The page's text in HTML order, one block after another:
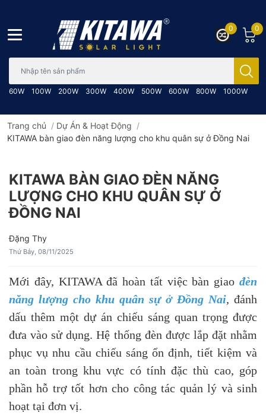
60W 100W 200W 300W 400W 500W 600W 800W 1000W
0
0
Trang chủ / Dự Án & Hoạt Động /
KITAWA bàn giao đèn năng lượng cho khu quân sự ở Đồng Nai
KITAWA BÀN GIAO ĐÈN NĂNG
LƯỢNG CHO KHU QUÂN SỰ Ở
ĐỒNG NAI
Đặng Thy
Thứ Bảy, 08/11/2025
Mới đây, KITAWA đã hoàn tất việc bàn giao đèn
năng lượng cho khu quân sự ở Đồng Nai, đánh
dấu thêm một dự án chiếu sáng quan trọng được
đưa vào sử dụng. Hệ thống đèn được lắp đặt nhằm
phục vụ nhu cầu chiếu sáng ổn định, tiết kiệm và
an toàn trong khu vực có tính đặc thù cao, góp
phần hỗ trợ tốt hơn cho công tác quản lý và sinh
hoạt tại đơn vị.